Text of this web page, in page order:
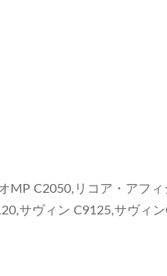
C2050,リコア・アフ
サヴィン C9125,サヴィ